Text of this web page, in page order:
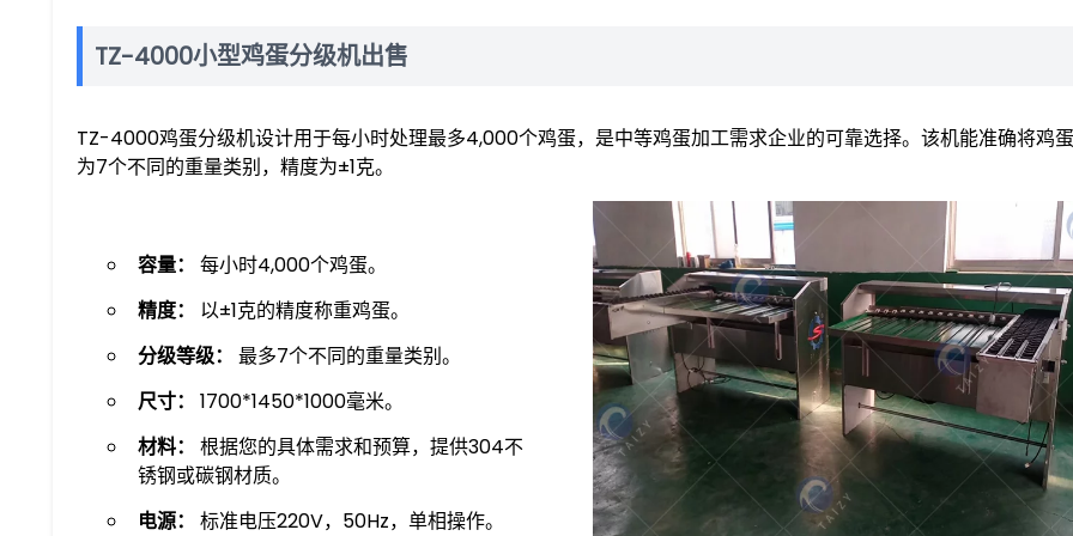
TZ-4000小型鸡蛋分级机出售
TZ-4000鸡蛋分级机设计用于每小时处理最多4,000个鸡蛋，是中等鸡蛋加工需求企业的可靠选择。该机能准确将鸡
为7个不同的重量类别，精度为±1克。
容量：
每小时4,000个鸡蛋。
精度：
以±1克的精度称重鸡蛋。
分级等级：
最多7个不同的重量类别。
尺寸：
1700*1450*1000毫米。
材料：
根据您的具体需求和预算，提供304不
锈钢或碳钢材质。
电源：
标准电压220V，50Hz，单相操作。